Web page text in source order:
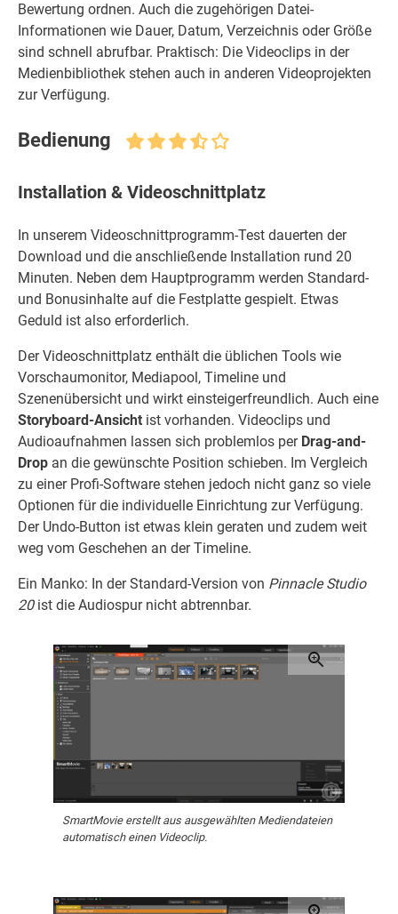
Bewertung ordnen. Auch die zugehörigen Datei-
Informationen wie Dauer, Datum, Verzeichnis oder Größe
sind schnell abrufbar. Praktisch: Die Videoclips in der
Medienbibliothek stehen auch in anderen Videoprojekten
zur Verfügung.
Bedienung
Installation & Videoschnittplatz
In unserem Videoschnittprogramm-Test dauerten der
Download und die anschließende Installation rund 20
Minuten. Neben dem Hauptprogramm werden Standard-
und Bonusinhalte auf die Festplatte gespielt. Etwas
Geduld ist also erforderlich.
Der Videoschnittplatz enthält die üblichen Tools wie
Vorschaumonitor, Mediapool, Timeline und
Szenenübersicht und wirkt einsteigerfreundlich. Auch eine
Storyboard-Ansicht ist vorhanden. Videoclips und
Audioaufnahmen lassen sich problemlos per Drag-and-
Drop an die gewünschte Position schieben. Im Vergleich
zu einer Profi-Software stehen jedoch nicht ganz so viele
Optionen für die individuelle Einrichtung zur Verfügung.
Der Undo-Button ist etwas klein geraten und zudem weit
weg vom Geschehen an der Timeline.
Ein Manko: In der Standard-Version von Pinnacle Studio
20ist die Audiospur nicht abtrennbar.
SmartMovie erstellt aus ausgewählten Mediendateien
automatisch einen Videoclip.